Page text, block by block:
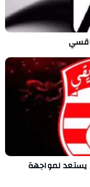
يستعد لمواجهة